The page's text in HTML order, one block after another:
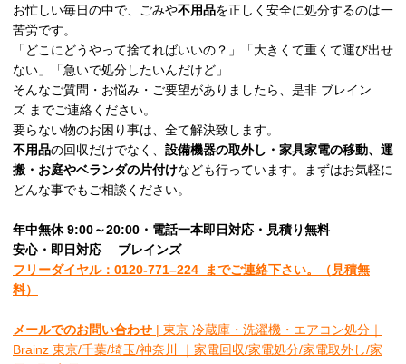
お忙しい毎日の中で、ごみや不用品を正しく安全に処分するのは一
苦労です。
「どこにどうやって捨てればいいの？」「大きくて重くて運び出せ
ない」「急いで処分したいんだけど」
そんなご質問・お悩み・ご要望がありましたら、是非 ブレイン
ズ までご連絡ください。
要らない物のお困り事は、全て解決致します。
不用品の回収だけでなく、 設備機器の取外し・家具家電の移動、運
搬・お庭やベランダの片付けなども行っています。まずはお気軽に
どんな事でもご相談ください。
年中無休 9:00～20:00・電話一本即日対応・見積り無料
安心・即日対応
ブレインズ
フリーダイヤル：0120-771–224 までご連絡下さい。
（見積無
料）
メールでのお問い合わせ | 東京 冷蔵庫・洗濯機・エアコン処分｜
Brainz 東京/千葉/埼玉/神奈川 ｜家電回収/家電処分/家電取外し/家